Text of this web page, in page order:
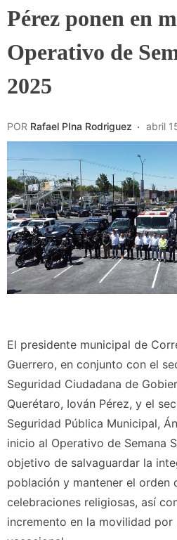
Pérez ponen en
Operativo de
2025
POR Rafael PIna Rodriguez abril
El presidente municipal de
Guerrero, en conjunto con el
Seguridad Ciudadana de
Querétaro, Iován Pérez, y el
Seguridad Pública Municipal,
inicio al Operativo de Semana
objetivo de salvaguardar la
población y mantener el orden
celebraciones religiosas, así
incremento en la movilidad por